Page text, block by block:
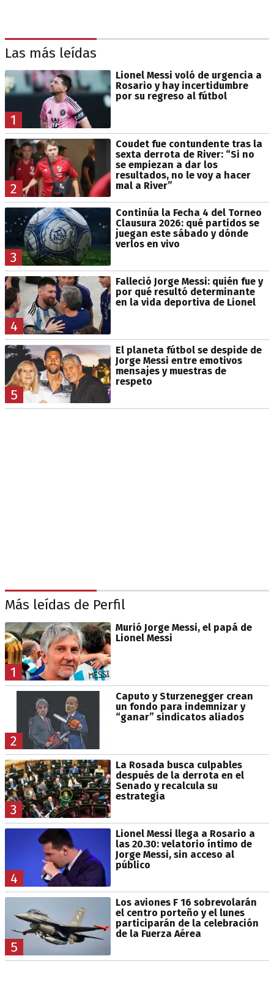
Las más leídas
1
Lionel Messi voló de urgencia a
Rosario y hay incertidumbre
por su regreso al fútbol
2
Coudet fue contundente tras la
sexta derrota de River: “Si no
se empiezan a dar los
resultados, no le voy a hacer
mal a River”
3
Continúa la Fecha 4 del Torneo
Clausura 2026: qué partidos se
juegan este sábado y dónde
verlos en vivo
4
Falleció Jorge Messi: quién fue y
por qué resultó determinante
en la vida deportiva de Lionel
5
El planeta fútbol se despide de
Jorge Messi entre emotivos
mensajes y muestras de
respeto
Más leídas de Perfil
1
Murió Jorge Messi, el papá de
Lionel Messi
2
Caputo y Sturzenegger crean
un fondo para indemnizar y
“ganar” sindicatos aliados
3
La Rosada busca culpables
después de la derrota en el
Senado y recalcula su
estrategia
4
Lionel Messi llega a Rosario a
las 20.30: velatorio íntimo de
Jorge Messi, sin acceso al
público
5
Los aviones F 16 sobrevolarán
el centro porteño y el lunes
participarán de la celebración
de la Fuerza Aérea